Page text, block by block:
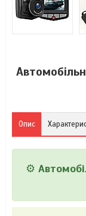
Опис
⚙️